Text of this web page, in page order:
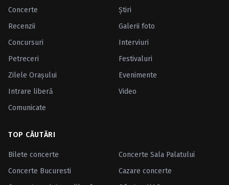
Concerte
Ştiri
Recenzii
Galerii foto
Concursuri
Interviuri
Petreceri
Festivaluri
Zilele Oraşului
Evenimente
Intrare liberă
Video
Comunicate
TOP CĂUTĂRI
Bilete concerte
Concerte Sala Palatului
Concerte Bucuresti
Cazare concerte